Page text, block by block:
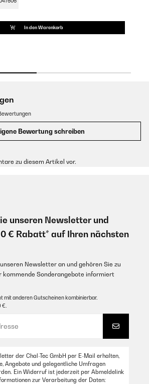
In den Warenkorb
Bewertung schreiben
zu diesem Artikel vor.
unseren Newsletter und
€ Rabatt* auf Ihren nächsten
Newsletter an und gehören Sie zu
kommende Sonderangebote informiert
mit anderen Gutscheinen kombinierbar.
der Chal-Tec GmbH per E-Mail erhalten,
Angebote und gelegentliche Umfragen
Ein Widerruf ist jederzeit per Abmeldelink
zur Verarbeitung der Daten: